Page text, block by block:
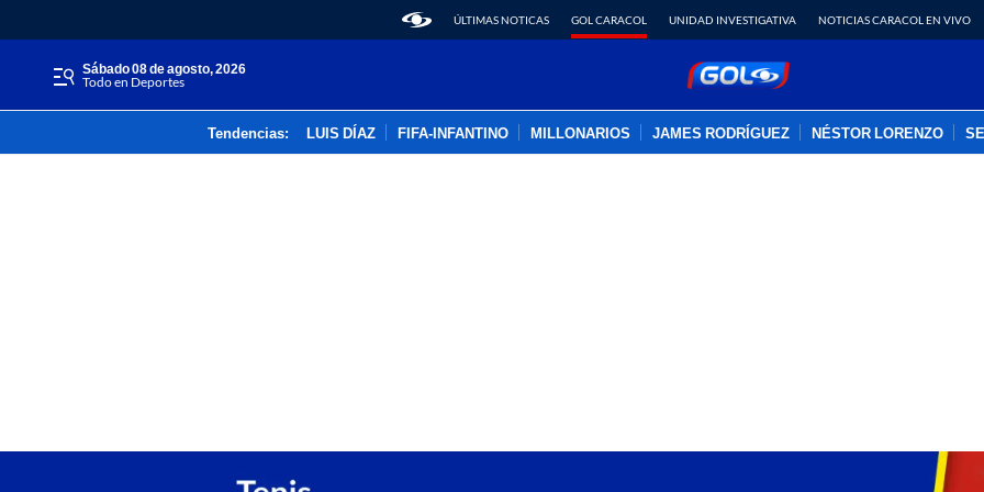
ÚLTIMAS NOTICAS GOL CARACOL UNIDAD INVESTIGATIVA NOTICIAS CARACOL EN VIVO
sábado 08 de agosto, 2026
Todo en Deportes
Tendencias: LUIS DÍAZ FIFA-INFANTINO MILLONARIOS JAMES RODRÍGUEZ NÉSTOR LORENZO